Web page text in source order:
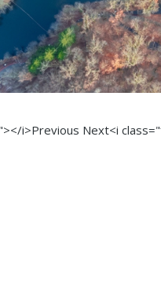
i>Previous Next<i